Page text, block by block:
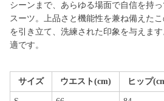
シーンまで、あらゆる場面で自信を持
スーツ。上品さと機能性を兼ね備えた
を引き立て、洗練された印象を与えま
適です。
サイズ ウエスト(cm) ヒップ